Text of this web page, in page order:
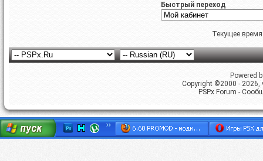
Быстрый переход
Текущее
Powered
Copyright ©2000 -
PSPx Forum -